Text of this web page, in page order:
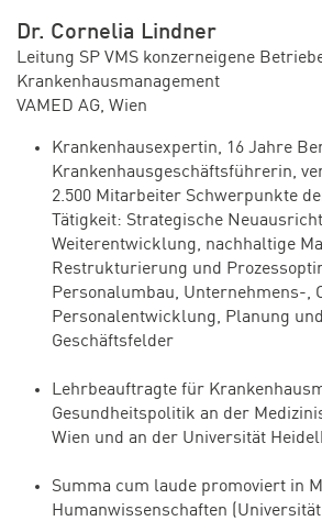
Dr. Cornelia Lindner
Leitung SP VMS konzerneigene
Krankenhausmanagement
VAMED AG, Wien
Krankenhausexpertin, 16 Jahre
Krankenhausgeschäftsführerin,
2.500 Mitarbeiter Schwerpunkte
Tätigkeit: Strategische
Weiterentwicklung, nachhaltige
Restrukturierung und
Personalumbau, Unternehmens-,
Personalentwicklung, Planung
Geschäftsfelder
Lehrbeauftragte für
Gesundheitspolitik an der
Wien und an der Universität
Summa cum laude promoviert in
Humanwissenschaften